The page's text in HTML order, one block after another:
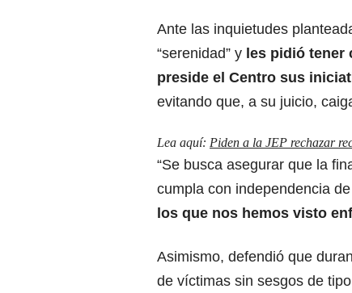
Ante las inquietudes
“serenidad” y les pidió tener
preside el Centro sus
evitando que, a su juicio,
Lea aquí: Piden a la JEP rechazar
“Se busca asegurar que la
cumpla con independencia
los que nos hemos visto
Asimismo, defendió que
de víctimas sin sesgos de